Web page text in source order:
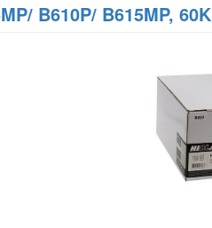
B610P/ B615MP, 60K